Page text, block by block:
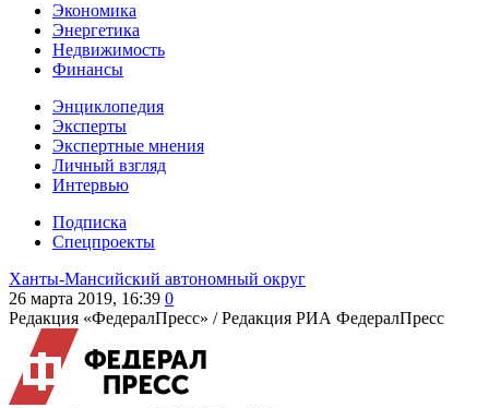
Экономика
Энергетика
Недвижимость
Финансы
Энциклопедия
Эксперты
Экспертные мнения
Личный взгляд
Интервью
Подписка
Спецпроекты
Ханты-Мансийский автономный округ
26 марта 2019, 16:39 0
Редакция «ФедералПресс» /Редакция РИА ФедералПресс